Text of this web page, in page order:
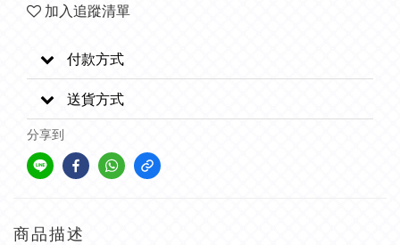
加入追蹤清單
付款方式
送貨方式
分享到
商品描述